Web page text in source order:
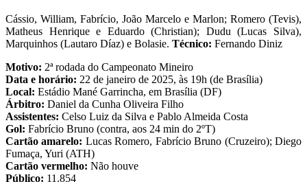
Cássio, William, Fabrício, João Marcelo e Marlon; Romero (Tevis),
Matheus Henrique e Eduardo (Christian); Dudu (Lucas Silva),
Marquinhos (Lautaro Díaz) e Bolasie. Técnico: Fernando Diniz
Motivo: 2ª rodada do Campeonato Mineiro
Data e horário: 22 de janeiro de 2025, às 19h (de Brasília)
Local: Estádio Mané Garrincha, em Brasília (DF)
Árbitro: Daniel da Cunha Oliveira Filho
Assistentes: Celso Luiz da Silva e Pablo Almeida Costa
Gol: Fabrício Bruno (contra, aos 24 min do 2ºT)
Cartão amarelo: Lucas Romero, Fabrício Bruno (Cruzeiro); Diego
Fumaça, Yuri (ATH)
Cartão vermelho: Não houve
Público: 11.854